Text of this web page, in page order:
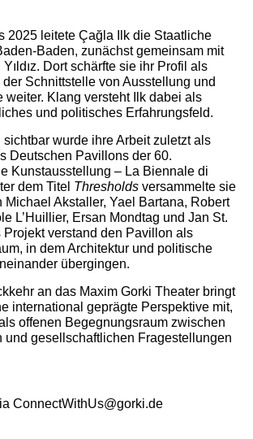
2025 leitete Çağla Ilk die Staatliche
Baden, zunächst gemeinsam mit
Dort schärfte sie ihr Profil als
der Schnittstelle von Ausstellung und
weiter. Klang versteht Ilk dabei als
und politisches Erfahrungsfeld.
sichtbar wurde ihre Arbeit zuletzt als
Deutschen Pavillons der 60.
Kunstausstellung – La Biennale di
dem Titel Thresholdsversammelte sie
Michael Akstaller, Yael Bartana, Robert
L’Huillier, Ersan Mondtag und Jan St.
Projekt verstand den Pavillon als
in dem Architektur und politische
übergingen.
an das Maxim Gorki Theater bringt
international geprägte Perspektive mit,
offenen Begegnungsraum zwischen
und gesellschaftlichen Fragestellungen
ConnectWithUs@gorki.de